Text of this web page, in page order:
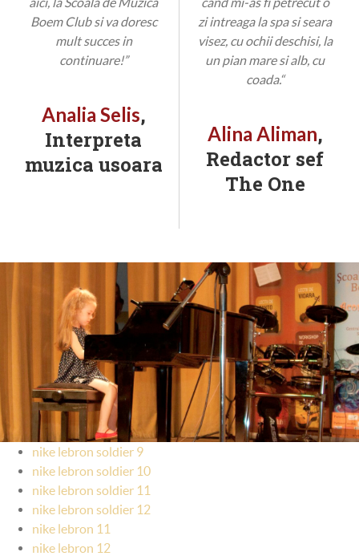
Boem Club si va doresc
mult succes in
continuare!”
Analia Selis,
Interpreta
muzica usoara
zi intreaga la spa si seara
visez, cu ochii deschisi, la
un pian mare si alb, cu
coada.“
Alina Aliman,
Redactor sef
The One
nike lebron soldier 9
nike lebron soldier 10
nike lebron soldier 11
nike lebron soldier 12
nike lebron 11
nike lebron 12